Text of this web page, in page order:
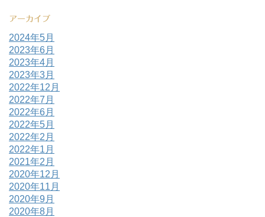
アーカイブ
2024年5月
2023年6月
2023年4月
2023年3月
2022年12月
2022年7月
2022年6月
2022年5月
2022年2月
2022年1月
2021年2月
2020年12月
2020年11月
2020年9月
2020年8月